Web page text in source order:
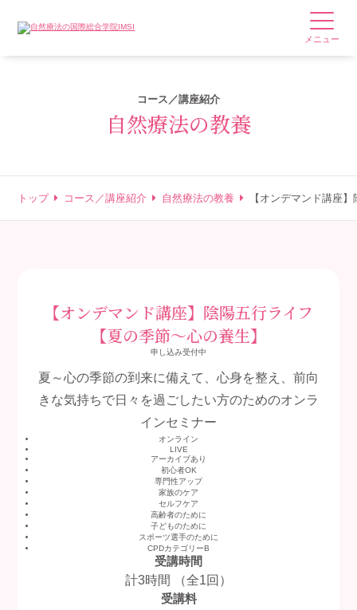
メニュー
コース／講座紹介
自然療法の教養
トップ コース／講座紹介 自然療法の教養 【オンデマンド講座
【オンデマンド講座】陰陽五行ライフ
【夏の季節～心の養生】
申し込み受付中
夏～心の季節の到来に備えて、心身を整え、前向
きな気持ちで日々を過ごしたい方のためのオンラ
インセミナー
オンライン
LIVE
アーカイブあり
初心者OK
専門性アップ
家族のケア
セルフケア
高齢者のために
子どものために
スポーツ選手のために
CPDカテゴリーB
受講時間
計3時間 （全1回）
受講料